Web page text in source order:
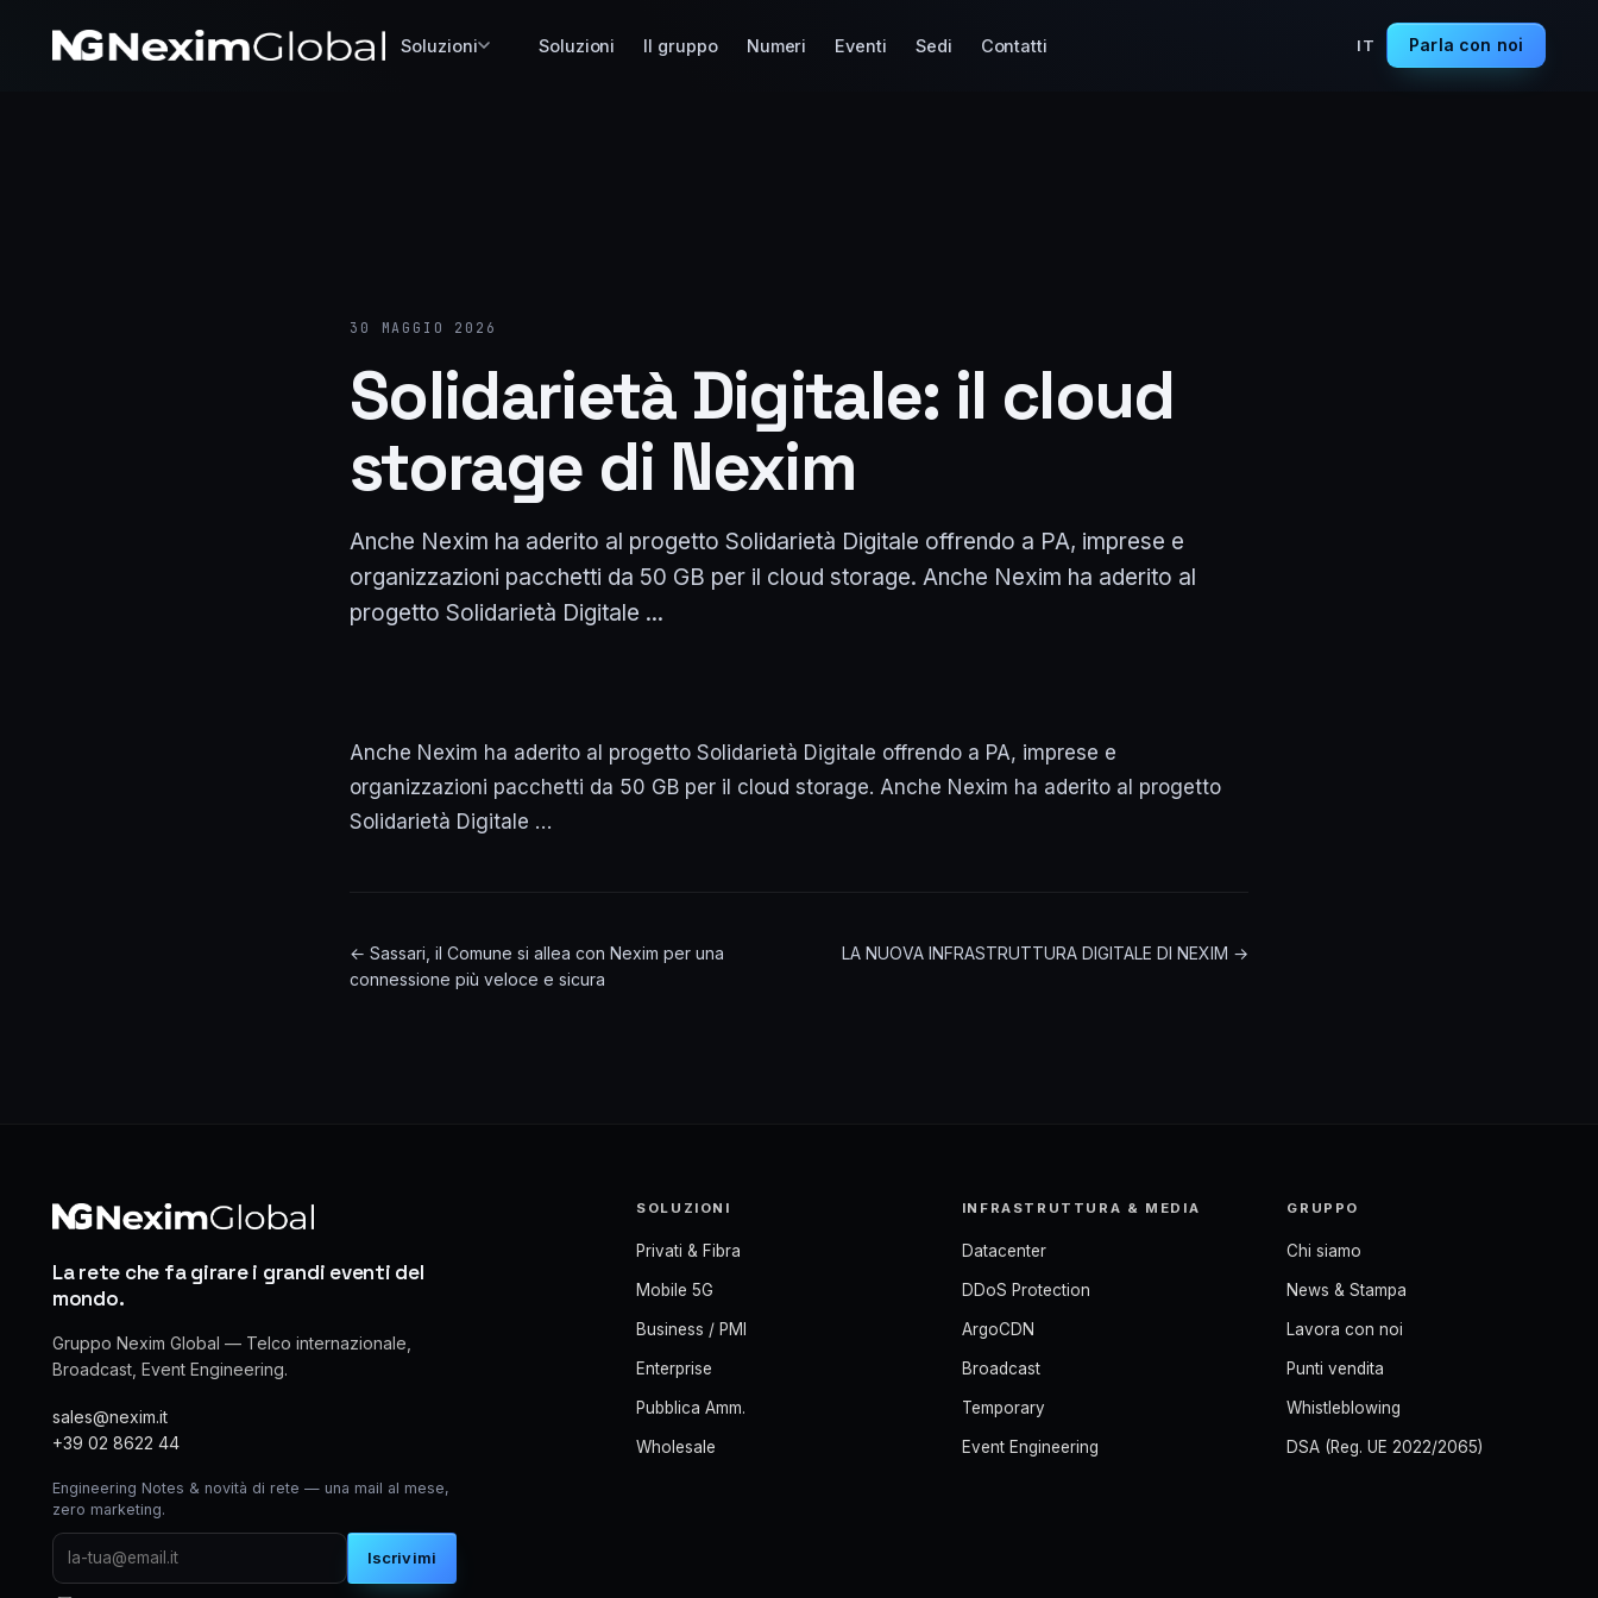
Soluzioni Soluzioni Il gruppo Numeri Eventi Sedi Contatti IT Parla con noi
30 MAGGIO 2026
Solidarietà Digitale: il cloud
storage di Nexim
Anche Nexim ha aderito al progetto Solidarietà Digitale offrendo a PA, imprese e
organizzazioni pacchetti da 50 GB per il cloud storage. Anche Nexim ha aderito al
progetto Solidarietà Digitale ...
Anche Nexim ha aderito al progetto Solidarietà Digitale offrendo a PA, imprese e
organizzazioni pacchetti da 50 GB per il cloud storage. Anche Nexim ha aderito al progetto
Solidarietà Digitale …
← Sassari, il Comune si allea con Nexim per una
connessione più veloce e sicura
LA NUOVA INFRASTRUTTURA DIGITALE DI NEXIM →
La rete che fa girare i grandi eventi del
mondo.
Gruppo Nexim Global — Telco internazionale,
Broadcast, Event Engineering.
sales@nexim.it
+39 02 8622 44
Engineering Notes & novità di rete — una mail al mese,
zero marketing.
Iscrivimi
SOLUZIONI
Privati & Fibra
Mobile 5G
Business / PMI
Enterprise
Pubblica Amm.
Wholesale
INFRASTRUTTURA & MEDIA
Datacenter
DDoS Protection
ArgoCDN
Broadcast
Temporary
Event Engineering
GRUPPO
Chi siamo
News & Stampa
Lavora con noi
Punti vendita
Whistleblowing
DSA (Reg. UE 2022/2065)